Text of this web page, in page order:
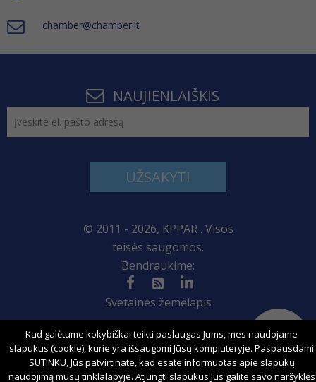
chamber@chamber.lt
NAUJIENLAIŠKIS
UŽSAKYTI
© 2011 - 2026, KPPAR . Visos
teisės saugomos.
Bendraukime:
Svetainės žemėlapis
Sprendimas:
Kad galėtume kokybiškai teikti paslaugas Jums, mes naudojame
slapukus (cookie), kurie yra išsaugomi Jūsų kompiuteryje. Paspausdami
SUTINKU, Jūs patvirtinate, kad esate informuotas apie slapukų
naudojimą mūsų tinklalapyje. Atjungti slapukus Jūs galite savo naršyklės